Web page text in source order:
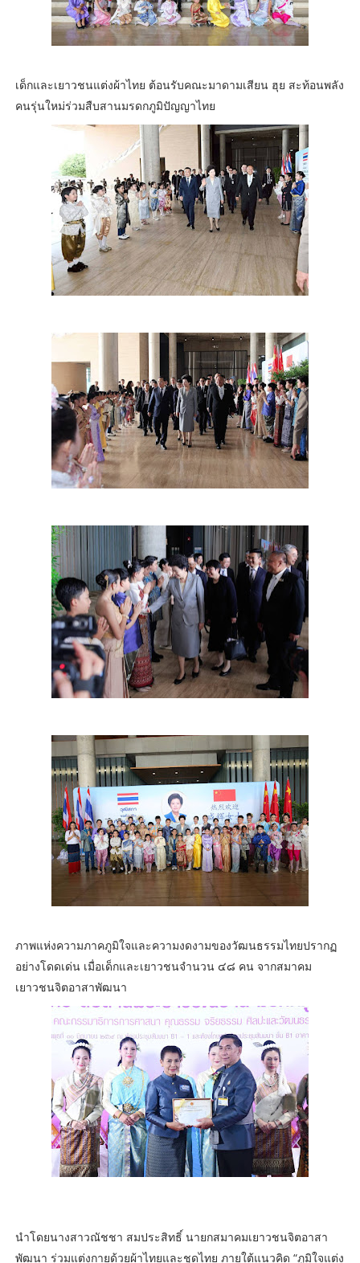
เด็กและเยาวชนแต่งผ้าไทย ต้อนรับคณะมาดามเสียน ฮุย สะท้อนพลัง
คนรุ่นใหม่ร่วมสืบสานมรดกภูมิปัญญาไทย
ภาพแห่งความภาคภูมิใจและความงดงามของวัฒนธรรมไทยปรากฏ
อย่างโดดเด่น เมื่อเด็กและเยาวชนจำนวน ๔๘ คน จากสมาคม
เยาวชนจิตอาสาพัฒนา
นำโดยนางสาวณัชชา สมประสิทธิ์ นายกสมาคมเยาวชนจิตอาสา
พัฒนา ร่วมแต่งกายด้วยผ้าไทยและชุดไทย ภายใต้แนวคิด “ภูมิใจแต่ง